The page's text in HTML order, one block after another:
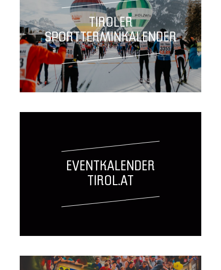
TIROLER
SPORTTERMINKALENDER
EVENTKALENDER
TIROL.AT